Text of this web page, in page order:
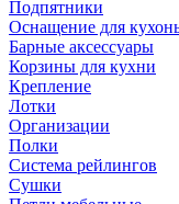
Подпятники
Оснащение для
Барные аксессуары
Корзины для кухни
Крепление
Лотки
Организации
Полки
Система рейлингов
Сушки